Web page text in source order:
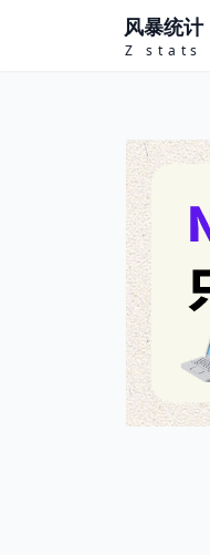
风暴统计
Z stats